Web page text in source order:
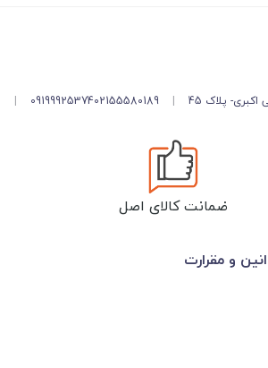
پلاک 45 |
02155580189
09199925374
|
ضمانت کالای اصل
و مقرارت